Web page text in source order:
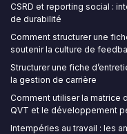
CSRD et reporting social :
de durabilité
Comment structurer une
soutenir la culture de
Structurer une fiche
la gestion de carrière
Comment utiliser la matrice
QVT et le développement
Intempéries au travail : les